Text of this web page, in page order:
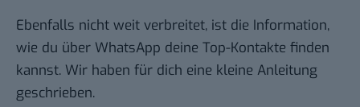
Ebenfalls nicht weit verbreitet, ist die Information,
wie du über WhatsApp deine Top-Kontakte finden
kannst. Wir haben für dich eine kleine Anleitung
geschrieben.